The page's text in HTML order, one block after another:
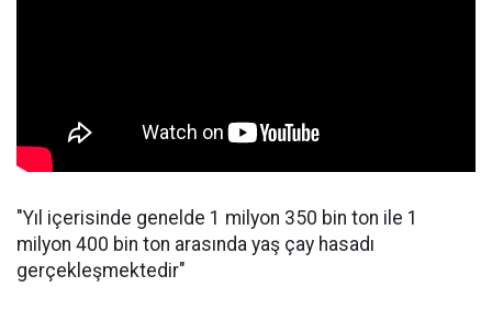
"Yıl içerisinde genelde 1 milyon 350 bin ton ile 1
milyon 400 bin ton arasında yaş çay hasadı
gerçekleşmektedir"